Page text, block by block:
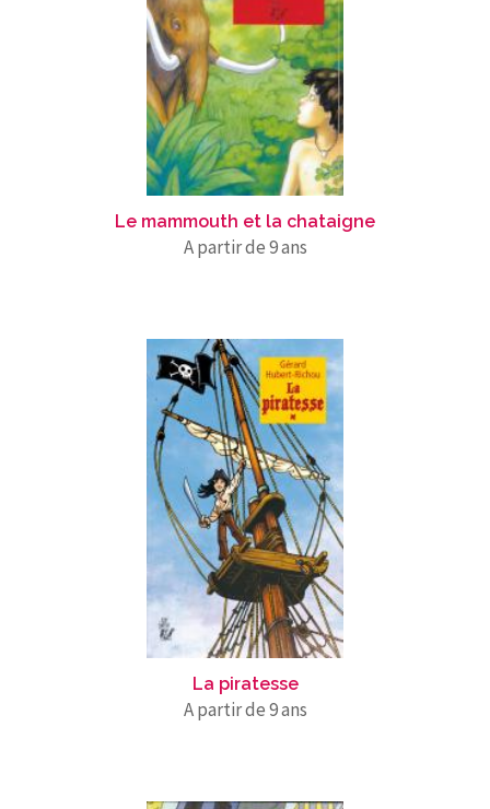
Le mammouth et la chataigne
A partir de 9 ans
La piratesse
A partir de 9 ans